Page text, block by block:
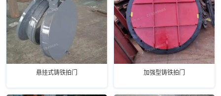
悬挂式铸铁拍门 加强型铸铁拍门